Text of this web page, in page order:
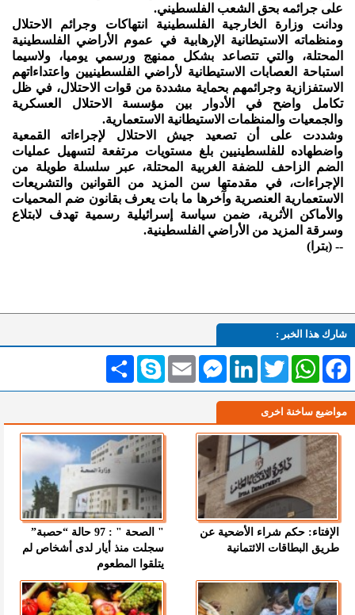
على جرائمه بحق الشعب الفلسطيني.
ودانت وزارة الخارجية الفلسطينية انتهاكات وجرائم الاحتلال
ومنظماته الاستيطانية الإرهابية في عموم الأراضي الفلسطينية
المحتلة، والتي تتصاعد بشكل ممنهج ورسمي يوميا، ولاسيما
استباحة العصابات الاستيطانية لأراضي الفلسطينيين واعتداءاتهم
الاستفزازية وجرائمهم بحماية مشددة من قوات الاحتلال، في ظل
تكامل واضح في الأدوار بين مؤسسة الاحتلال العسكرية
والجمعيات والمنظمات الاستيطانية الاستعمارية.
وشددت على أن تصعيد جيش الاحتلال لإجراءاته القمعية
واضطهاده للفلسطينيين بلغ مستويات مرتفعة لتسهيل عمليات
الضم الزاحف للضفة الغربية المحتلة، عبر سلسلة طويلة من
الإجراءات، في مقدمتها سن المزيد من القوانين والتشريعات
الاستعمارية العنصرية وآخرها ما بات يعرف بقانون ضم المحميات
والأماكن الأثرية، ضمن سياسة إسرائيلية رسمية تهدف لابتلاع
وسرقة المزيد من الأراضي الفلسطينية.
-- (بترا)
شارك هذا الخبر :
انشر Skype Email
MessengerLinkedInTwitterWhatsAppFacebook
مواضيع ساخنة اخرى
الإفتاء: حكم شراء الأضحية عن
طريق البطاقات الائتمانية
" الصحة " : 97 حالة “حصبة”
سجلت منذ أيار لدى أشخاص لم
يتلقوا المطعوم